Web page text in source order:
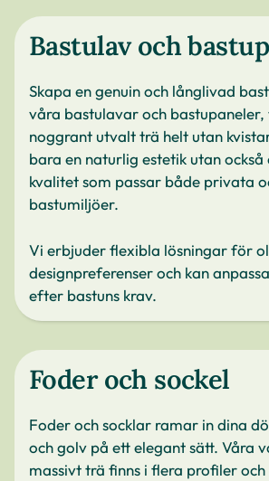
Bastulav och
Skapa en genuin och långlivad
våra bastulavar och
noggrant utvalt trä helt utan
bara en naturlig estetik utan också
kvalitet som passar både privata
bastumiljöer.
Vi erbjuder flexibla lösningar för
designpreferenser och kan
efter bastuns krav.
Foder och sockel
Foder och socklar ramar in dina
och golv på ett elegant sätt. Våra
massivt trä finns i flera profiler